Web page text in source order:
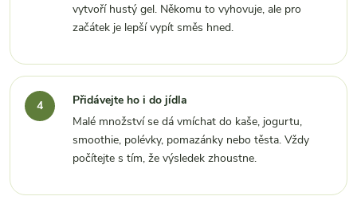
vytvoří hustý gel. Někomu to vyhovuje, ale pro
začátek je lepší vypít směs hned.
Přidávejte ho i do jídla
Malé množství se dá vmíchat do kaše, jogurtu,
smoothie, polévky, pomazánky nebo těsta. Vždy
počítejte s tím, že výsledek zhoustne.